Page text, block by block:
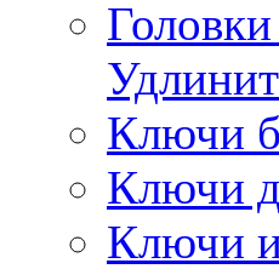
Ключи
Ключи
Ключи